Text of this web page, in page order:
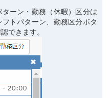
ーン・勤務（休暇）区分は
トパターン、勤務区分ボタ
できます。